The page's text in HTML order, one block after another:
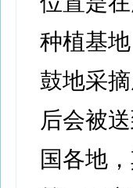
种植基
鼓地采
后会被
国各地